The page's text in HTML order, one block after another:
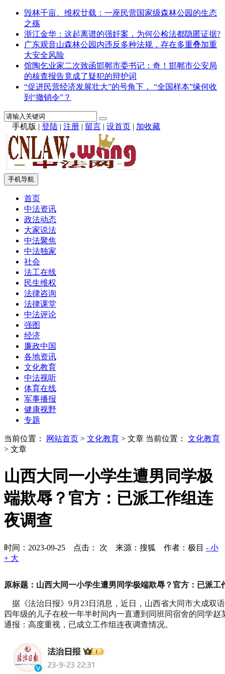
毁林千亩、维权廿载：一座民营国家级森林公园的生态
之殇
浙江金华：这起离谱的强奸案，为何公检法都隐匿证据?
广东观音山森林公园内违反多种法规，存在多重叠加重
大安全风险
馆陶乞业家二次致函邯郸市委书记：奇！邯郸市公安局
的核查报告竟成了疑犯的辩护词
“促进民营经济发展壮大”的号角下， “全国样本”缘何收
到“撤销令”？
手机版 | 登陆 | 注册 | 留言 | 设首页 | 加收藏
手机导航
首页
中法资讯
政法动态
大家说法
中法聚焦
中法独家
社会
法工在线
民生维权
法律咨询
法律课堂
中法评论
强图
经济
廉政中国
各地资讯
文化教育
中法视听
体育在线
军事播报
健康视野
专题
当前位置： 网站首页 > 文化教育 > 文章 当前位置： 文化教育
> 文章
山西大同一小学生遭男同学极
端欺辱？官方：已派工作组连
夜调查
时间：2023-09-25 点击： 次 来源：搜狐 作者：极目 - 小
+ 大
原标题：山西大同一小学生遭男同学极端欺辱？官方：已派工
据《法治日报》9月23日消息，近日，山西省大同市大成双
四年级的儿子在校一年半时间内一直遭到同班同宿舍的同学
通报：高度重视，已成立工作组连夜调查情况。